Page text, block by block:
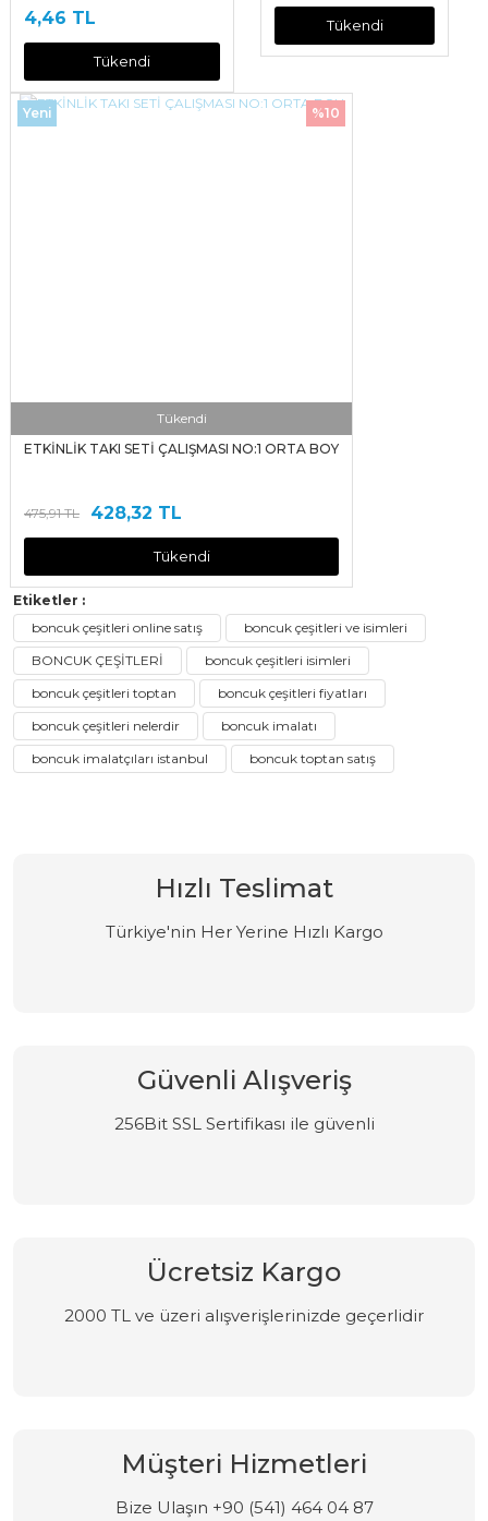
4,46 TL
Tükendi
Tükendi
%10
Yeni
Tükendi
ETKİNLİK TAKI SETİ ÇALIŞMASI NO:1 ORTA BOY
475,91 TL 428,32 TL
Tükendi
Etiketler :
boncuk çeşitleri online satış
boncuk çeşitleri ve isimleri
BONCUK ÇEŞİTLERİ
boncuk çeşitleri isimleri
boncuk çeşitleri toptan
boncuk çeşitleri fiyatları
boncuk çeşitleri nelerdir
boncuk imalatı
boncuk imalatçıları istanbul
boncuk toptan satış
Hızlı Teslimat
Türkiye'nin Her Yerine Hızlı Kargo
Güvenli Alışveriş
256Bit SSL Sertifikası ile güvenli
Ücretsiz Kargo
2000 TL ve üzeri alışverişlerinizde geçerlidir
Müşteri Hizmetleri
Bize Ulaşın +90 (541) 464 04 87